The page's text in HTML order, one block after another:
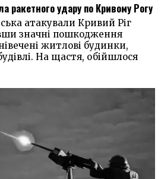
ракетного удару по Кривому Рогу
атакували Кривий Ріг
значні пошкодження
житлові будинки,
На щастя, обійшлося